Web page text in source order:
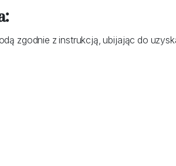
zgodnie z instrukcją, ubijając do